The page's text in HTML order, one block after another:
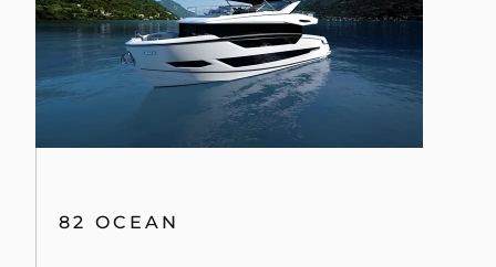
82 OCEAN